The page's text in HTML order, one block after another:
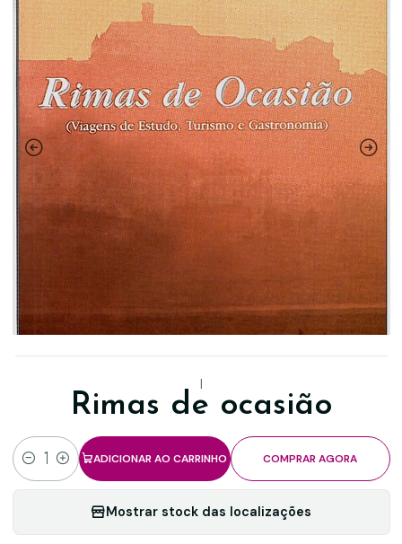
|
Rimas de ocasião
Quantidade
ADICIONAR AO CARRINHO COMPRAR AGORA
Mostrar stock das localizações